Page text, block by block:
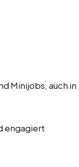
Minijobs, auch in
engagiert